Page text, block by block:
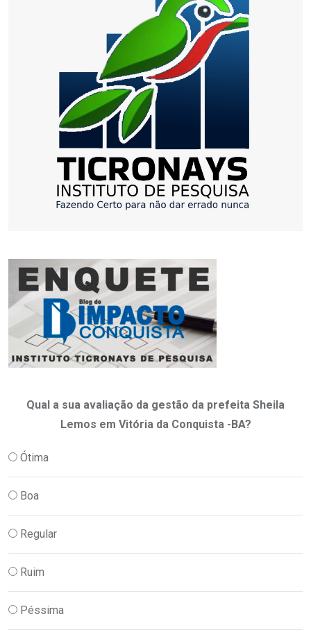
Qual a sua avaliação da gestão da prefeita Sheila
Lemos em Vitória da Conquista -BA?
Ótima
Boa
Regular
Ruim
Péssima